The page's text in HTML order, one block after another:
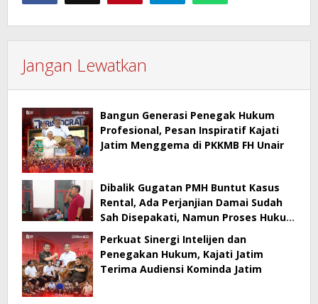
Jangan Lewatkan
Bangun Generasi Penegak Hukum
Profesional, Pesan Inspiratif Kajati
Jatim Menggema di PKKMB FH Unair
Dibalik Gugatan PMH Buntut Kasus
Rental, Ada Perjanjian Damai Sudah
Sah Disepakati, Namun Proses Hukum
Berlanjut
Perkuat Sinergi Intelijen dan
Penegakan Hukum, Kajati Jatim
Terima Audiensi Kominda Jatim